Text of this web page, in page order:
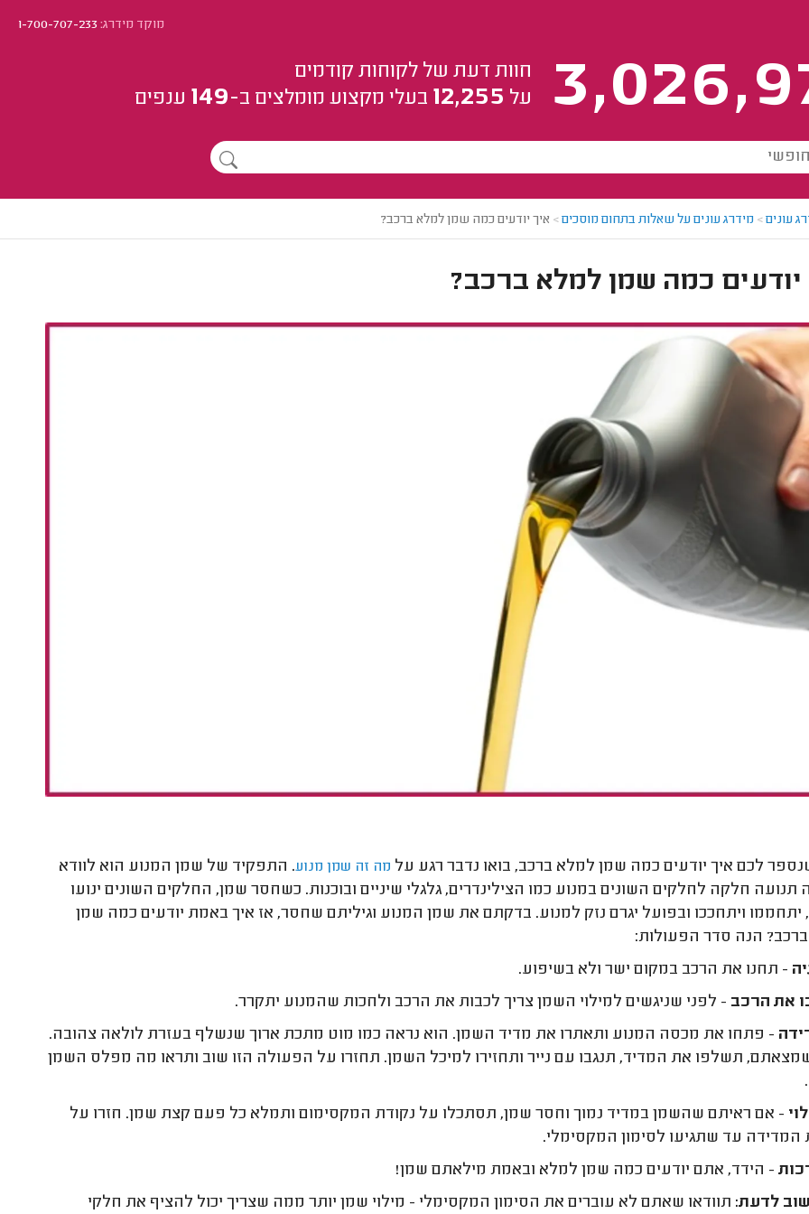
מוקד מידרג:1-700-707-233
חוות דעת של לקוחות קודמים
על 12,255 בעלי מקצוע מומלצים ב-149 ענפים
עונים> מידרג עונים על שאלות בתחום מוסכים> איך יודעים כמה שמן למלא ברכב?
יודעים כמה שמן למלא ברכב?
לכם איך יודעים כמה שמן למלא ברכב, בואו נדבר רגע על מה זה שמן מנוע. התפקיד של שמן המנוע הוא לוודא
חלקה לחלקים השונים במנוע כמו הצילינדרים, גלגלי שיניים ובוכנות. כשחסר שמן, החלקים השונים ינועו
יתחממו ויתחככו ובפועל יגרם נזק למנוע. בדקתם את שמן המנוע וגיליתם שחסר, אז איך באמת יודעים כמה שמן
הנה סדר הפעולות:
- תחנו את הרכב במקום ישר ולא בשיפוע.
את הרכב - לפני שניגשים למילוי השמן צריך לכבות את הרכב ולחכות שהמנוע יתקרר.
- פתחו את מכסה המנוע ותאתרו את מדיד השמן. הוא נראה כמו מוט מתכת ארוך שנשלף בעזרת לולאה צהובה.
תשלפו את המדיד, תנגבו עם נייר ותחזירו למיכל השמן. תחזרו על הפעולה הזו שוב ותראו מה מפלס השמן
- אם ראיתם שהשמן במדיד נמוך וחסר שמן, תסתכלו על נקודת המקסימום ותמלא כל פעם קצת שמן. חזרו על
המדידה עד שתגיעו לסימון המקסימלי.
- הידד, אתם יודעים כמה שמן למלא ובאמת מילאתם שמן!
לדעת: תוודאו שאתם לא עוברים את הסימון המקסימלי - מילוי שמן יותר ממה שצריך יכול להציף את חלקי